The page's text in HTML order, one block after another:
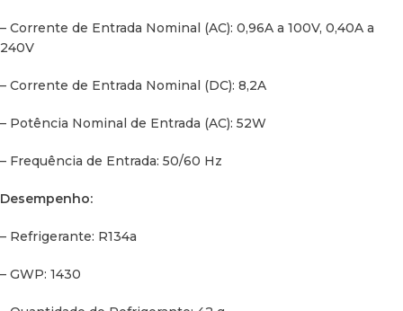
– Porta USB: 5V, 2A
– Conectividade: Bluetooth, Wi-Fi
– Cesto: Sim
– Inserções Roscadas na Base: M6 para montagem
– Bujão de Drenagem: Sim
– Bobina Anti-condensação: Sim
– Iluminação Interior: LED
– Corrente de Entrada Nominal (AC): 0,96A a 100V, 0,40A a
240V
– Corrente de Entrada Nominal (DC): 8,2A
– Potência Nominal de Entrada (AC): 52W
– Frequência de Entrada: 50/60 Hz
Desempenho:
– Refrigerante: R134a
– GWP: 1430